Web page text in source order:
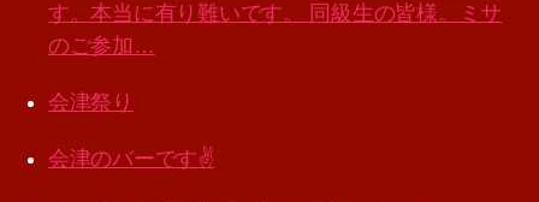
す。本当に有り難いです。 同級生の皆様。ミサ
のご参加…
会津祭り
会津のバーです✌️